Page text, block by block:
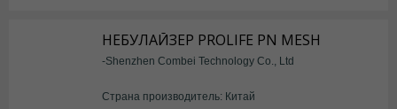
НЕБУЛАЙЗЕР PROLIFE PN MESH
-Shenzhen Combei Technology Co., Ltd
Страна производитель: Китай